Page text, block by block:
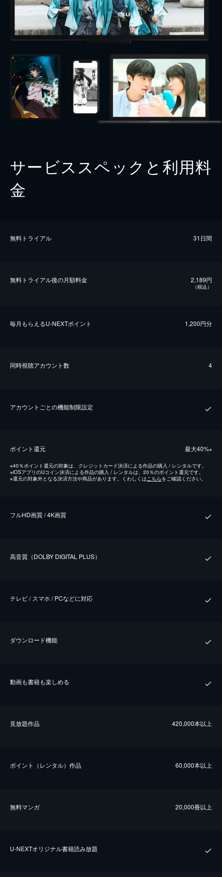
サービススペックと利用料
金
無料トライアル 31日間
無料トライアル後の⽉額料金 2,189円
（税込）
毎⽉もらえるU-NEXTポイント 1,200円分
同時視聴アカウント数 4
アカウントごとの機能制限設定
ポイント還元 最⼤40%※
※40％ポイント還元の対象は、クレジットカード決済による作品の購入 / レンタルです。
※iOSアプリのUコイン決済による作品の購入 / レンタルは、20％のポイント還元です。
※還元の対象外となる決済方法や商品があります。くわしくは こちらをご確認ください。
フルHD画質 / 4K画質
⾼⾳質（DOLBY DIGITAL PLUS）
テレビ / スマホ / PCなどに対応
ダウンロード機能
動画も書籍も楽しめる
⾒放題作品 420,000本以上
ポイント（レンタル）作品 60,000本以上
無料マンガ 20,000冊以上
U-NEXTオリジナル書籍読み放題